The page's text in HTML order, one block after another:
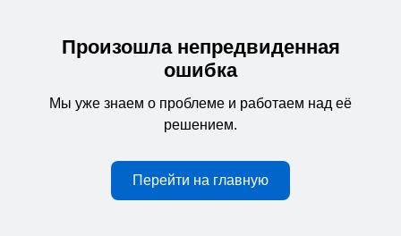
Произошла непредвиденная
ошибка
Мы уже знаем о проблеме и работаем над её
решением.
Перейти на главную